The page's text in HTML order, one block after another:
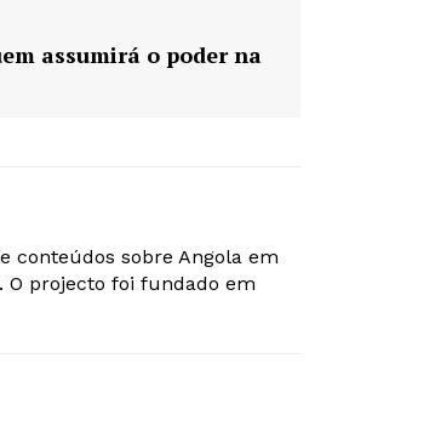
assumirá o poder na
conteúdos sobre Angola em
projecto foi fundado em